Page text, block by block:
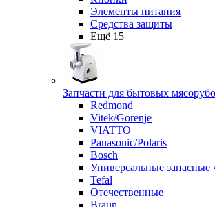
Элементы питания
Средства защиты
Ещё 15
Запчасти для бытовых
Redmond
Vitek/Gorenje
VIATTO
Panasonic/Polaris
Bosch
Универсальные запасные
Tefal
Отечественные
Braun